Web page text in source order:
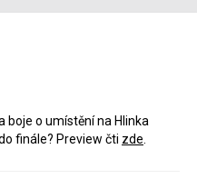
boje o umístění na Hlinka
finále? Preview čti zde.